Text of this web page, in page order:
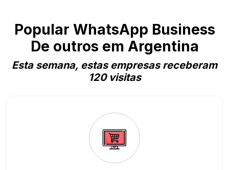
Popular WhatsApp Business
De outros em Argentina
Esta semana, estas empresas receberam
120 visitas